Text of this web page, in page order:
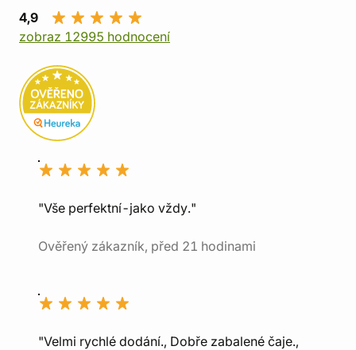
4,9
zobraz 12995 hodnocení
"Vše perfektní-jako vždy."
Ověřený zákazník, před 21 hodinami
"Velmi rychlé dodání., Dobře zabalené čaje.,